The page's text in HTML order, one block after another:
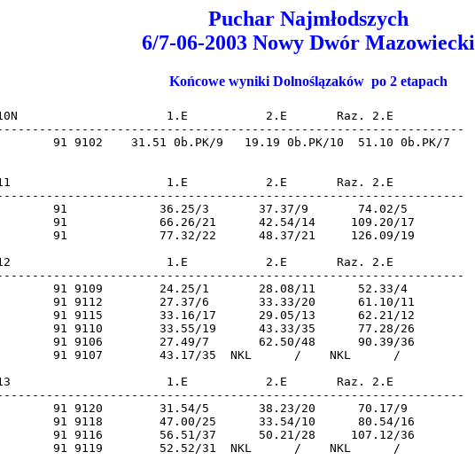
Puchar Najmłodszych
6/7-06-2003 Nowy Dwór Mazowiecki
Końcowe wyniki Dolnoślązaków po 2 etapach
K-10N                     1.E           2.E       Raz. 2.E
91 9102    31.51 0b.PK/9   19.19 0b.PK/10  51.10 0b.PK/7
: K-11                      1.E           2.E       Raz. 2.E
91             36.25/3       37.37/9       74.02/5
91             66.26/21      42.54/14     109.20/17
91             77.32/22      48.37/21     126.09/19
: K-12                      1.E           2.E       Raz. 2.E
91 9109        24.25/1       28.08/11      52.33/4
91 9112        27.37/6       33.33/20      61.10/11
91 9115        33.16/17      29.05/13      62.21/12
91 9110        33.55/19      43.33/35      77.28/26
91 9106        27.49/7       62.50/48      90.39/36
91 9107        43.17/35  NKL      /    NKL      /
: K-13                      1.E           2.E       Raz. 2.E
91 9120        31.54/5       38.23/20      70.17/9
91 9118        47.00/25      33.54/10      80.54/16
91 9116        56.51/37      50.21/28     107.12/36
91 9119        52.52/31  NKL      /    NKL      /